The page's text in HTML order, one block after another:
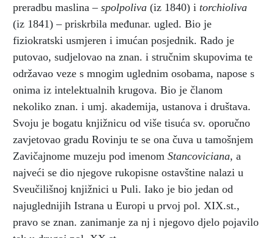
preradbu maslina – spolpoliva (iz 1840) i torchioliva
(iz 1841) – priskrbila međunar. ugled. Bio je
fiziokratski usmjeren i imućan posjednik. Rado je
putovao, sudjelovao na znan. i stručnim skupovima te
održavao veze s mnogim uglednim osobama, napose s
onima iz intelektualnih krugova. Bio je članom
nekoliko znan. i umj. akademija, ustanova i društava.
Svoju je bogatu knjižnicu od više tisuća sv. oporučno
zavjetovao gradu Rovinju te se ona čuva u tamošnjem
Zavičajnome muzeju pod imenom Stancoviciana, a
najveći se dio njegove rukopisne ostavštine nalazi u
Sveučilišnoj knjižnici u Puli. Iako je bio jedan od
najuglednijih Istrana u Europi u prvoj pol. XIX.st.,
pravo se znan. zanimanje za nj i njegovo djelo pojavilo